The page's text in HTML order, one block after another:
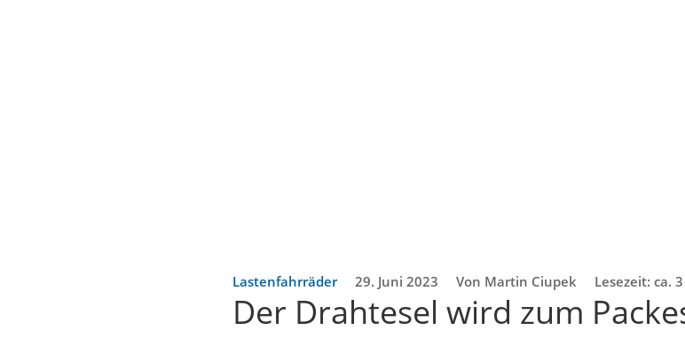
Lastenfahrräder 29. Juni 2023 Von Martin Ciupek Lesezeit: ca.
Der Drahtesel wird zum